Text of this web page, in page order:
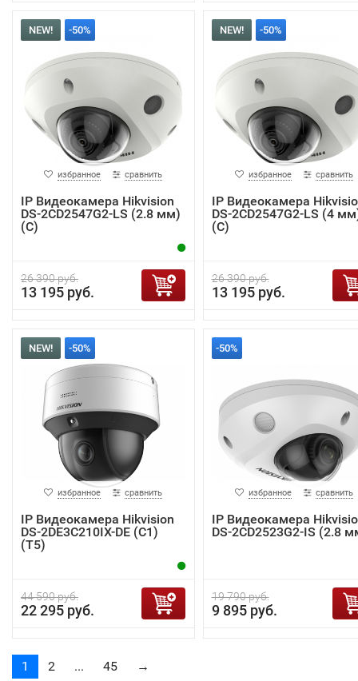
NEW! -50%
избранное сравнить
IP Видеокамера Hikvision
DS-2CD2547G2-LS (2.8 мм)
(C)
26 390 руб.
13 195 руб.
NEW! -50%
избранное сравнить
IP Видеокамера
DS-2CD2547G2-LS (4
(C)
26 390 руб.
13 195 руб.
NEW! -50%
избранное сравнить
IP Видеокамера Hikvision
DS-2DE3C210IX-DE (C1)
(T5)
44 590 руб.
22 295 руб.
-50%
избранное сравнить
IP Видеокамера
DS-2CD2523G2-IS (2.8
19 790 руб.
9 895 руб.
1 2 ... 45 →